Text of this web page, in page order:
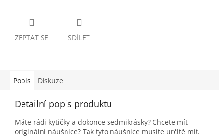
ZEPTAT SE SDÍLET
Popis Diskuze
Detailní popis produktu
Máte rádi kytičky a dokonce sedmikrásky? Chcete mít
originální náušnice? Tak tyto náušnice musíte určitě mít.